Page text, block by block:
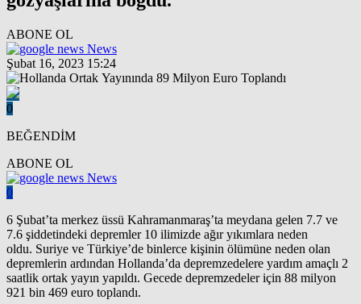
ABONE OL
News
Şubat 16, 2023 15:24
0
BEĞENDİM
ABONE OL
News
0
6 Şubat’ta merkez üssü Kahramanmaraş’ta meydana gelen 7.7 ve
7.6 şiddetindeki depremler 10 ilimizde ağır yıkımlara neden
oldu. Suriye ve Türkiye’de binlerce kişinin ölümüne neden olan
depremlerin ardından Hollanda’da depremzedelere yardım amaçlı 2
saatlik ortak yayın yapıldı. Gecede depremzedeler için 88 milyon
921 bin 469 euro toplandı.